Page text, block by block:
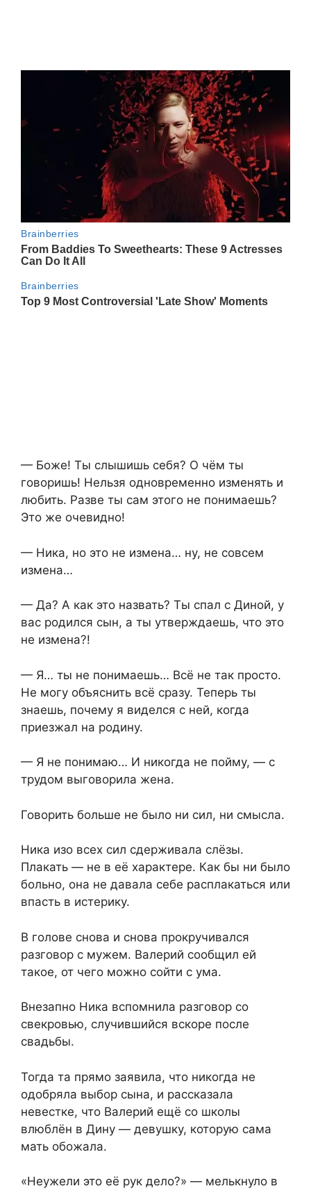
— Боже! Ты слышишь себя? О чём ты
говоришь! Нельзя одновременно изменять и
любить. Разве ты сам этого не понимаешь?
Это же очевидно!
— Ника, но это не измена… ну, не совсем
измена…
— Да? А как это назвать? Ты спал с Диной, у
вас родился сын, а ты утверждаешь, что это
не измена?!
— Я… ты не понимаешь… Всё не так просто.
Не могу объяснить всё сразу. Теперь ты
знаешь, почему я виделся с ней, когда
приезжал на родину.
— Я не понимаю… И никогда не пойму, — с
трудом выговорила жена.
Говорить больше не было ни сил, ни смысла.
Ника изо всех сил сдерживала слёзы.
Плакать — не в её характере. Как бы ни было
больно, она не давала себе расплакаться или
впасть в истерику.
В голове снова и снова прокручивался
разговор с мужем. Валерий сообщил ей
такое, от чего можно сойти с ума.
Внезапно Ника вспомнила разговор со
свекровью, случившийся вскоре после
свадьбы.
Тогда та прямо заявила, что никогда не
одобряла выбор сына, и рассказала
невестке, что Валерий ещё со школы
влюблён в Дину — девушку, которую сама
мать обожала.
«Неужели это её рук дело?» — мелькнуло в